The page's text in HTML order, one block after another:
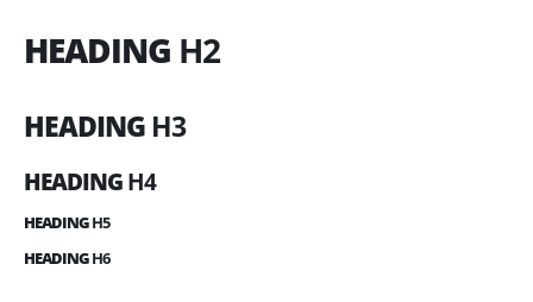
HEADING H2
HEADING H3
HEADING H4
HEADINGH5
HEADINGH6